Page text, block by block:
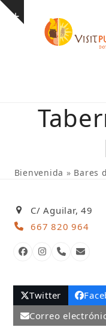
Skip
Show
Bienvenida » Bares
C/ Aguilar, 49
667 820 964
FacebookInstagram
NúmeroCorreo
Twitter
Correo